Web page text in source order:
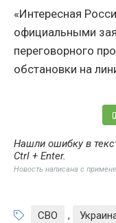
«Интересная
официальными
переговорного
обстановки на
Нашли ошибку в
Ctrl + Enter.
Новость написана с
СВО ,